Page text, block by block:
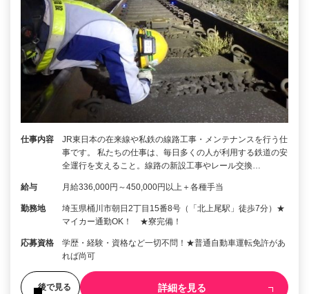
仕事内容
JR東日本の在来線や私鉄の線路工事・メンテナンスを行う仕
事です。 私たちの仕事は、毎日多くの人が利用する鉄道の安
全運行を支えること。線路の新設工事やレール交換…
給与 月給336,000円～450,000円以上＋各種手当
勤務地
埼玉県桶川市朝日2丁目15番8号（「北上尾駅」徒歩7分）★
マイカー通勤OK！ ★寮完備！
応募資格
学歴・経験・資格など一切不問！★普通自動車運転免許があ
れば尚可
後で見る 詳細を見る